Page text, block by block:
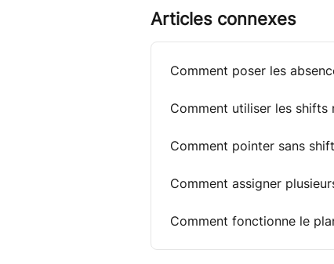
Articles connexes
Comment poser les
Comment utiliser les shifts
Comment pointer sans
Comment assigner
Comment fonctionne le